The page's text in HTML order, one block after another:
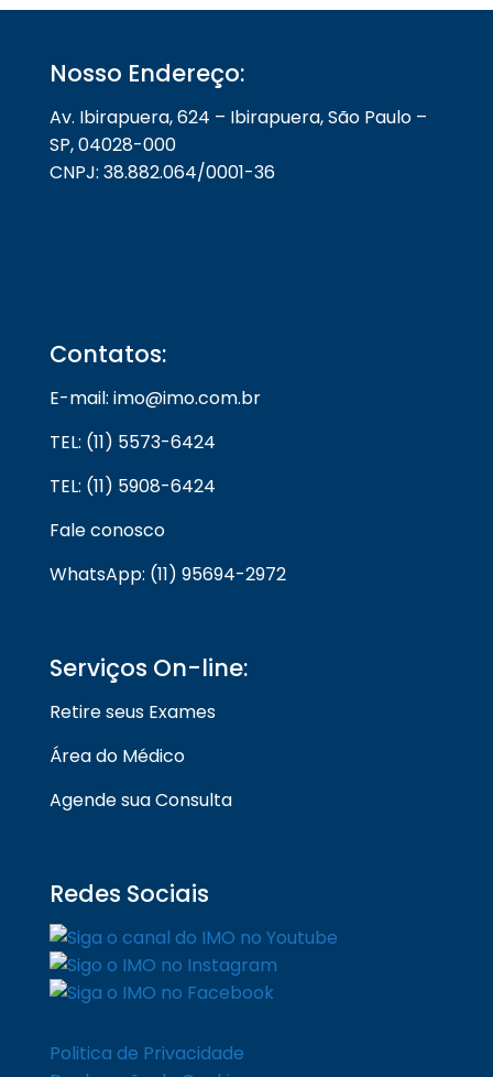
Nosso Endereço:
Av. Ibirapuera, 624 – Ibirapuera, São Paulo –
SP, 04028-000
CNPJ: 38.882.064/0001-36
Contatos:
E-mail: imo@imo.com.br
TEL: (11) 5573-6424
TEL: (11) 5908-6424
Fale conosco
WhatsApp: (11) 95694-2972
Serviços On-line:
Retire seus Exames
Área do Médico
Agende sua Consulta
Redes Sociais
Politica de Privacidade